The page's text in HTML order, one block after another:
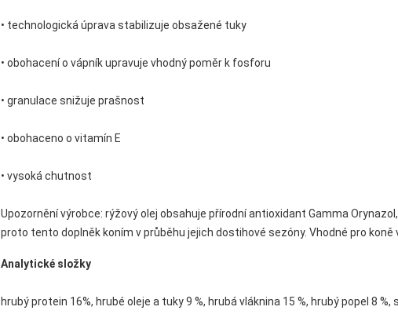
• technologická úprava stabilizuje obsažené tuky
• obohacení o vápník upravuje vhodný poměr k fosforu
• granulace snižuje prašnost
• obohaceno o vitamín E
• vysoká chutnost
Upozornění výrobce: rýžový olej obsahuje přírodní antioxidant Gamma
proto tento doplněk koním v průběhu jejich dostihové sezóny. Vhodné pro
Analytické složky
hrubý protein 16%, hrubé oleje a tuky 9 %, hrubá vláknina 15 %, hrubý popel 8